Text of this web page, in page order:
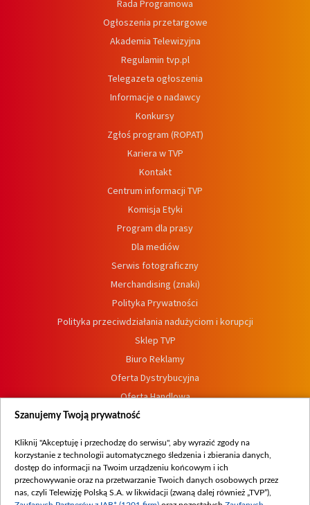
Rada Programowa
Ogłoszenia przetargowe
Akademia Telewizyjna
Regulamin tvp.pl
Telegazeta ogłoszenia
Informacje o nadawcy
Konkursy
Zgłoś program (ROPAT)
Kariera w TVP
Kontakt
Centrum informacji TVP
Komisja Etyki
Program dla prasy
Dla mediów
Serwis fotograficzny
Merchandising (znaki)
Polityka Prywatności
Polityka przeciwdziałania nadużyciom i korupcji
Sklep TVP
Biuro Reklamy
Oferta Dystrybucyjna
Oferta Handlowa
Dostępność
Procedura zgłoszeń wewnętrznych
Szanujemy Twoją prywatność
Kliknij "Akceptuję i przechodzę do serwisu", aby wyrazić zgody na
korzystanie z technologii automatycznego śledzenia i zbierania danych,
dostęp do informacji na Twoim urządzeniu końcowym i ich
przechowywanie oraz na przetwarzanie Twoich danych osobowych przez
nas, czyli Telewizję Polską S.A. w likwidacji (zwaną dalej również „TVP”),